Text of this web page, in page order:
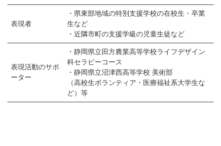
表現者
・県東部地域の特別⽀援学校の在校⽣・卒業
⽣など
・近隣市町の⽀援学級の児童⽣徒など
表現活動のサポ
ーター
・静岡県立⽥⽅農業高等学校ライフデザイン
科セラピーコース
・静岡県立沼津⻄⾼等学校 美術部
（⾼校⽣ボランティア・医療福祉系⼤学⽣な
ど）等